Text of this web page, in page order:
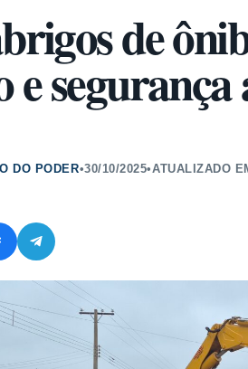
de
segurança
DO PODER•30/10/2025•ATUALIZADO